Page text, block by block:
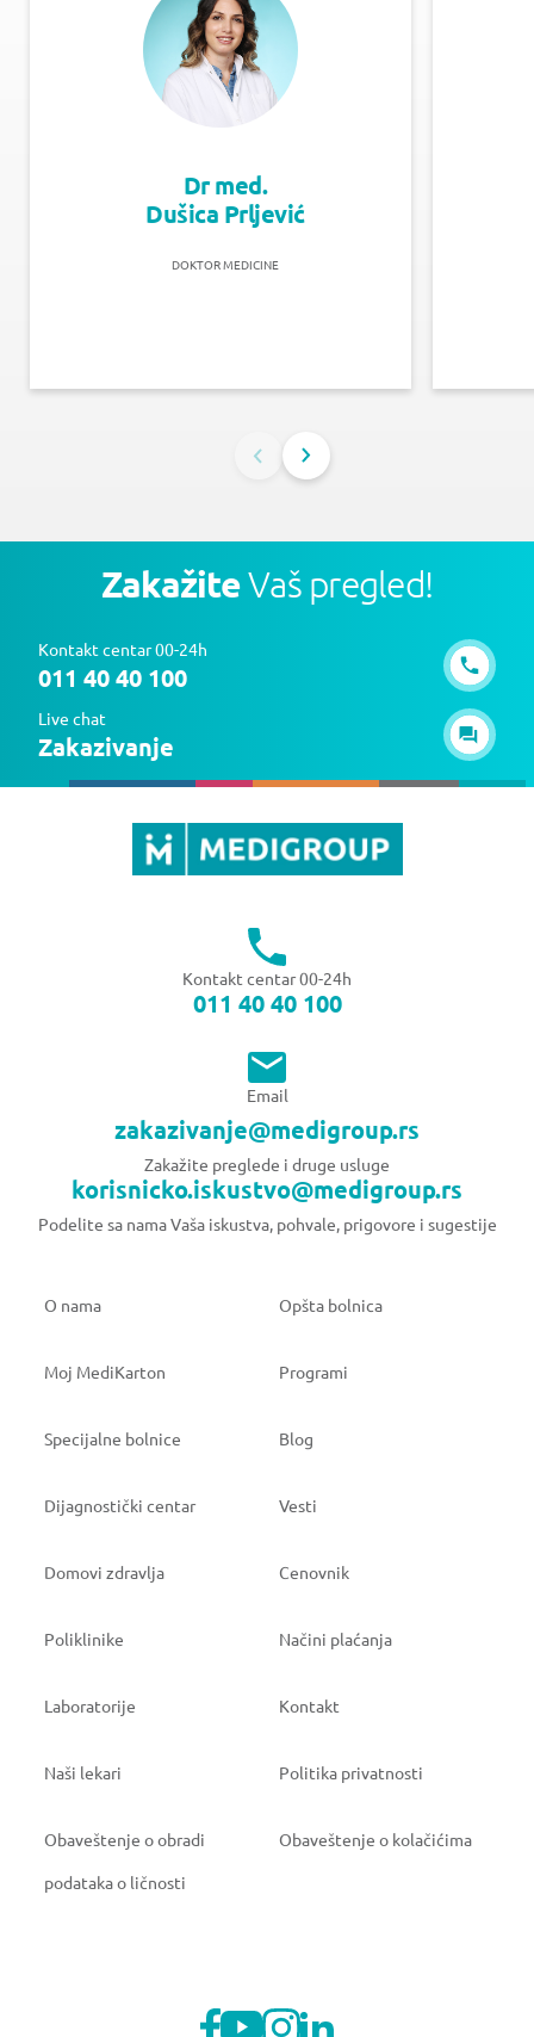
Dr med.
Dušica Prljević
DOKTOR MEDICINE
ZakažiteVaš pregled!
Kontakt centar 00-24h
011 40 40 100
Live chat
Zakazivanje
Kontakt centar 00-24h
011 40 40 100
Email
zakazivanje@medigroup.rs
Zakažite preglede i druge usluge
korisnicko.iskustvo@medigroup.rs
Podelite sa nama Vaša iskustva, pohvale, prigovore i sugestije
O nama Opšta bolnica
Moj MediKarton Programi
Specijalne bolnice Blog
Dijagnostički centar Vesti
Domovi zdravlja Cenovnik
Poliklinike Načini plaćanja
Laboratorije Kontakt
Naši lekari Politika privatnosti
Obaveštenje o obradi
podataka o ličnosti
Obaveštenje o kolačićima